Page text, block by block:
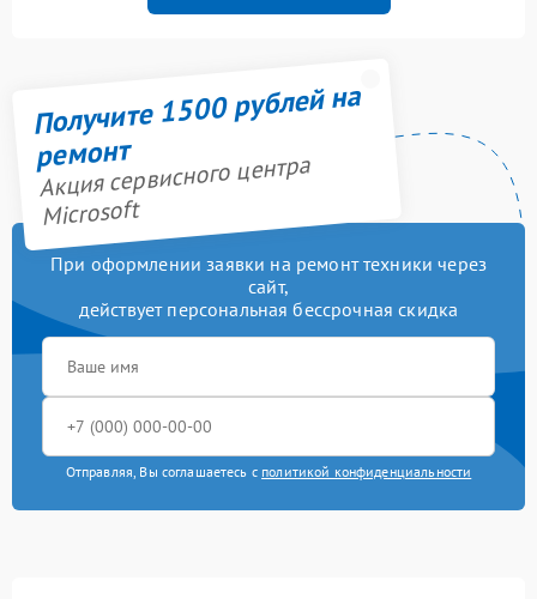
Получите 1500 рублей на
ремонт
Акция сервисного центра
Microsoft
При оформлении заявки на ремонт техники через
сайт,
действует персональная бессрочная скидка
Отправляя, Вы соглашаетесь с политикой конфиденциальности